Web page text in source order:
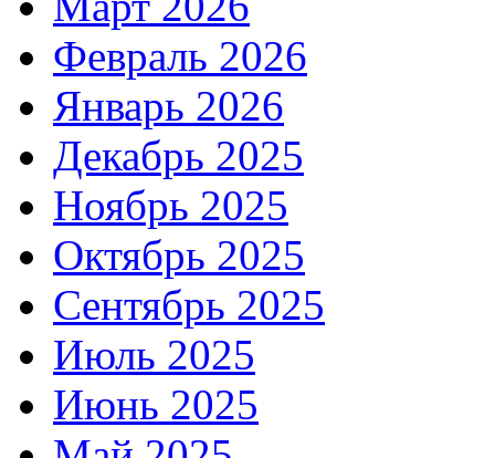
Февраль 2026
Январь 2026
Декабрь 2025
Ноябрь 2025
Октябрь 2025
Сентябрь 2025
Июль 2025
Июнь 2025